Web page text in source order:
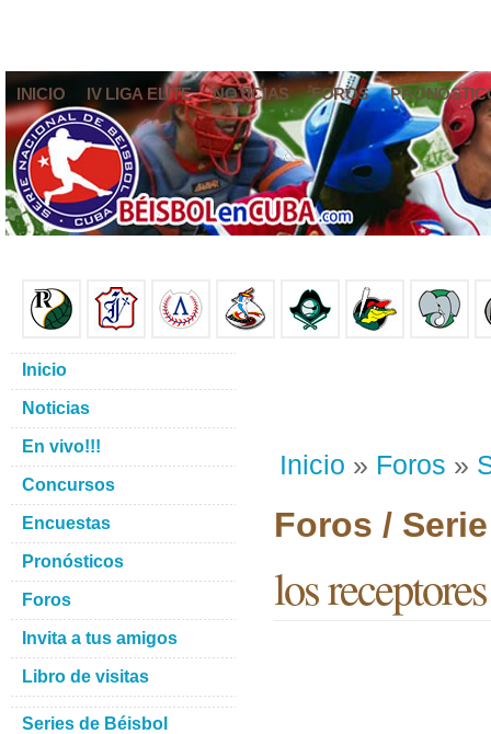
INICIO IV LIGA ELITE NOTICIAS FOROS
Inicio » Foros »
Foros /
los receptores
Inicio
Noticias
En vivo!!!
Concursos
Encuestas
Pronósticos
Foros
Invita a tus amigos
Libro de visitas
Series de Béisbol